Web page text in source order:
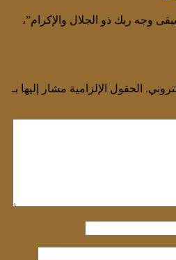
وجه ربك ذو الجلال والإكرام”،
الحقول الإلزامية مشار إليها بـ